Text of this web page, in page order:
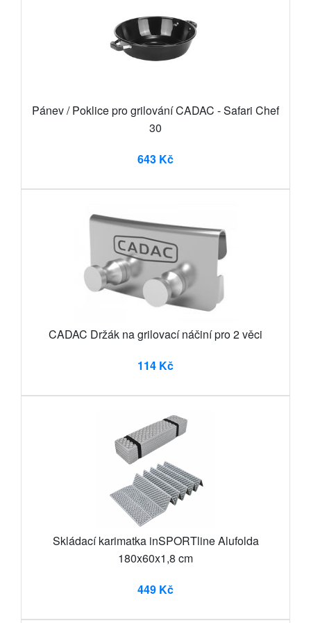
Pánev / Poklice pro grilování CADAC - Safari Chef
30
643 Kč
CADAC Držák na grilovací náčiní pro 2 věci
114 Kč
Skládací karimatka inSPORTline Alufolda
180x60x1,8 cm
449 Kč